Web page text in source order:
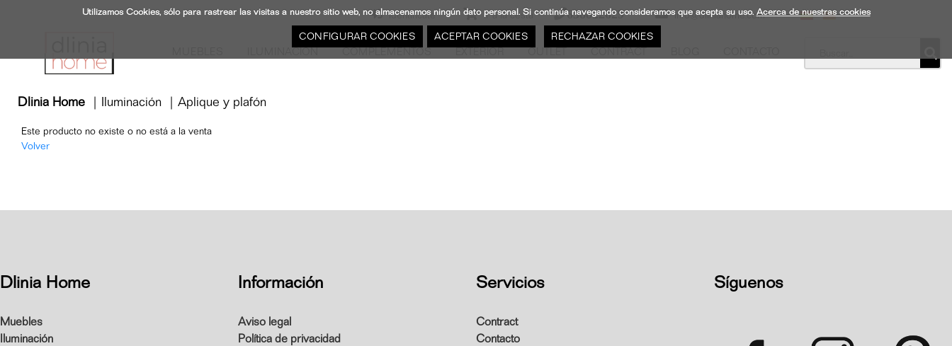
Utilizamos Cookies, sólo para rastrear las visitas a nuestro sitio web, no almacenamos ningún dato personal. Si continúa navegando consideramos que acepta su uso. Acerca de nuestras cookies
CONFIGURAR COOKIES ACEPTAR COOKIES RECHAZAR COOKIES
Identifícate Ir a la cesta 638822629 info@dliniahome.com
Dlinia Home Iluminación Aplique y plafón
Este producto no existe o no está a la venta
Volver
Dlinia Home
Muebles
Iluminación
Información
Aviso legal
Política de privacidad
Servicios
Contract
Contacto
Síguenos